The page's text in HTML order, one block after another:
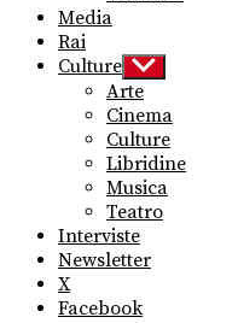
Media
Rai
Culture Show
sub
menu
Arte
Cinema
Culture
Libridine
Musica
Teatro
Interviste
Newsletter
X
Facebook